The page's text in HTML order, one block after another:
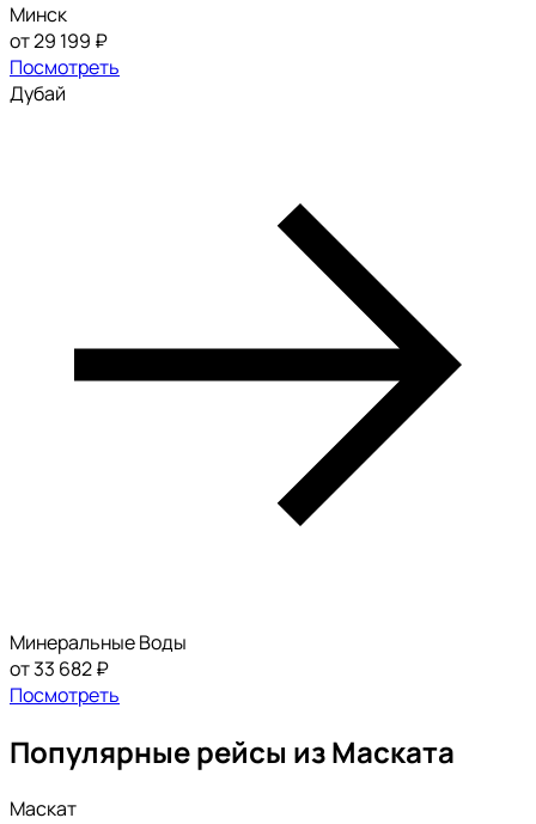
Минск
от 29 199 ₽
Посмотреть
Дубай
Минеральные Воды
от 33 682 ₽
Посмотреть
Популярные рейсы из Маската
Маскат